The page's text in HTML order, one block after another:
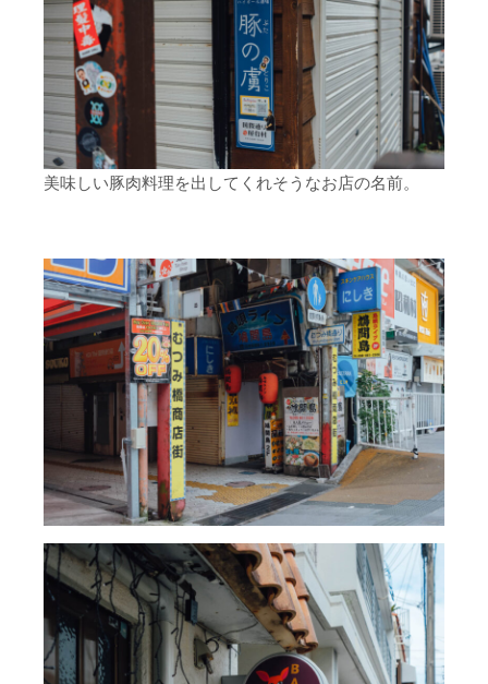
美味しい豚肉料理を出してくれそうなお店の名前。